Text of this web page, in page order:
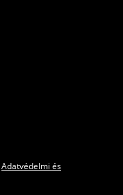
Adatvédelmi és